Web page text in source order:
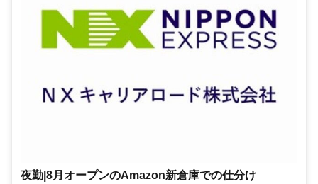
夜勤|8月オープンのAmazon新倉庫での仕分け